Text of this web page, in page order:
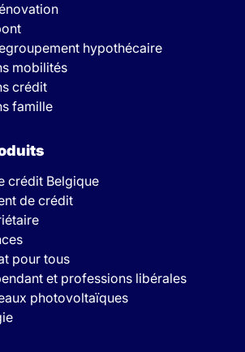
hypothécaire
mobilités
crédit
famille
crédit Belgique
de crédit
pour tous
et professions libérales
photovoltaïques